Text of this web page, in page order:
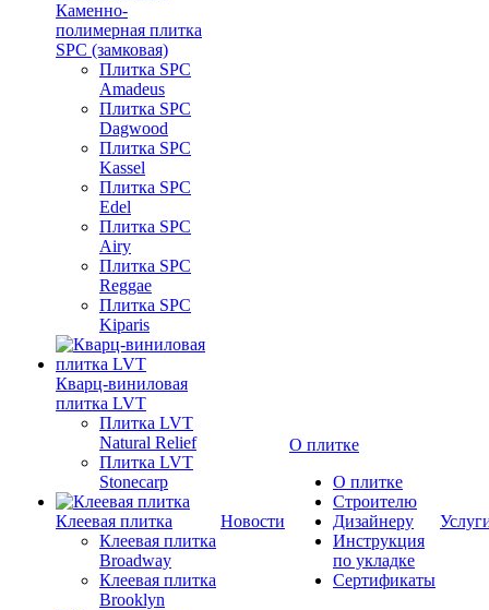
Каменно-
полимерная плитка
SPC (замковая)
Плитка SPC
Amadeus
Плитка SPC
Dagwood
Плитка SPC
Kassel
Плитка SPC
Edel
Плитка SPC
Airy
Плитка SPC
Reggae
Плитка SPC
Kiparis
Кварц-виниловая
плитка LVT
Плитка LVT
Natural Relief
Плитка LVT
Stonecarp
Клеевая плитка
Клеевая плитка
Broadway
Клеевая плитка
Brooklyn
Новости
О плитке
О плитке
Строителю
Дизайнеру
Инструкция
по укладке
Сертификаты